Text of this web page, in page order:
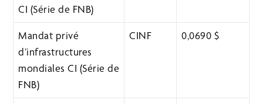
CI (Série de FNB)
Mandat privé
d’infrastructures
mondiales CI (Série de
FNB)
CINF 0,0690 $